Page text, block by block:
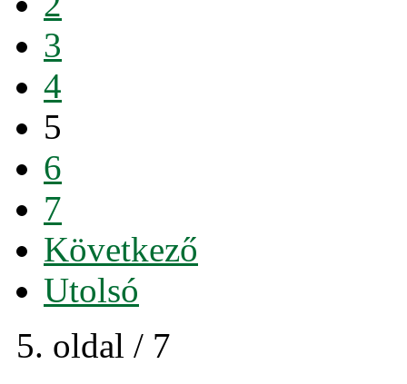
3
4
5
6
7
Következő
Utolsó
5. oldal / 7